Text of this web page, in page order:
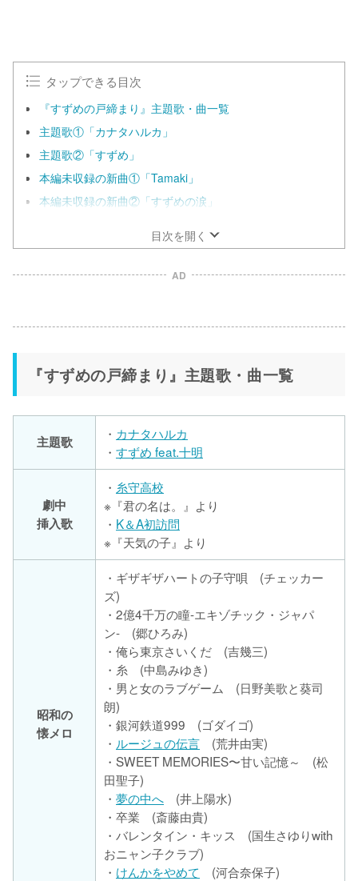
タップできる目次
『すずめの戸締まり』主題歌・曲一覧
主題歌①「カナタハルカ」
主題歌②「すずめ」
本編未収録の新曲①「Tamaki」
本編未収録の新曲②「すずめの涙」
目次を開く
AD
『すずめの戸締まり』主題歌・曲一覧
主題歌 ・ カナタハルカ
・ すずめ feat.十明
劇中
挿入歌
・ 糸守高校
※『君の名は。』より
・ K＆A初訪問
※『天気の子』より
昭和の
懐メロ
・ギザギザハートの子守唄 (チェッカー
ズ)
・2億4千万の瞳-エキゾチック・ジャパ
ン- (郷ひろみ)
・俺ら東京さいくだ (吉幾三)
・糸 (中島みゆき)
・男と女のラブゲーム (日野美歌と葵司
朗)
・銀河鉄道999 (ゴダイゴ)
・ ルージュの伝言 (荒井由実)
・SWEET MEMORIES〜甘い記憶～ (松
田聖子)
・ 夢の中へ (井上陽水)
・卒業 (斎藤由貴)
・バレンタイン・キッス (国生さゆりwith
おニャン子クラブ)
・ けんかをやめて (河合奈保子)